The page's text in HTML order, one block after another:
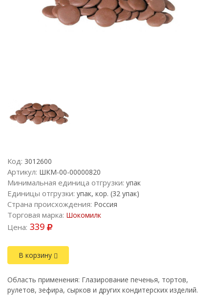
Код: 3012600
Артикул: ШКМ-00-00000820
Минимальная единица отгрузки: упак
Единицы отгрузки: упак, кор. (32 упак)
Страна происхождения: Россия
Торговая марка: Шокомилк
Цена: 339
В корзину
Область применения: Глазирование печенья, тортов,
рулетов, зефира, сырков и других кондитерских изделий.